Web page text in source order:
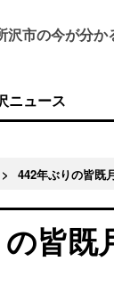
沢市の今が分か
ニュース
> 442年ぶりの皆既
皆既